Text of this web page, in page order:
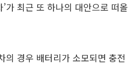
가 최근 또 하나의 대안으로 떠올
의 경우 배터리가 소모되면 충전